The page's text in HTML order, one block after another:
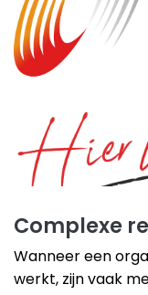
Complexe
Wanneer een
werkt, zijn vaak